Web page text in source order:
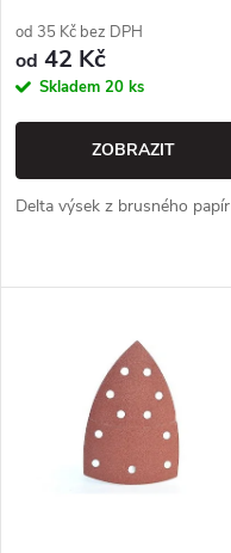
r
o
u
k
r
o
d
k
od 35 Kč bez DPH
od 42 Kč
Skladem 20 ks
ZOBRAZIT
Delta výsek z brusného papír